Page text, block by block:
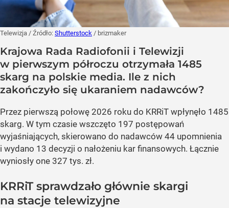
Telewizja / Źródło: Shutterstock / brizmaker
Krajowa Rada Radiofonii i Telewizji
w pierwszym półroczu otrzymała 1485
skarg na polskie media. Ile z nich
zakończyło się ukaraniem nadawców?
Przez pierwszą połowę 2026 roku do KRRiT wpłynęło 1485
skarg. W tym czasie wszczęto 197 postępowań
wyjaśniających, skierowano do nadawców 44 upomnienia
i wydano 13 decyzji o nałożeniu kar finansowych. Łącznie
wyniosły one 327 tys. zł.
KRRiT sprawdzało głównie skargi
na stacje telewizyjne